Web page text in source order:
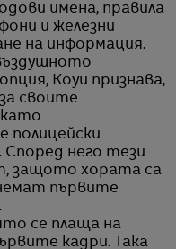
имена, правила
и железни
на информация.
Коуи признава,
своите
като
полицейски
Според него тези
защото хората са
първите
се плаща на
кадри. Така